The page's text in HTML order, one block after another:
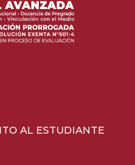
AL ESTUDIANTE